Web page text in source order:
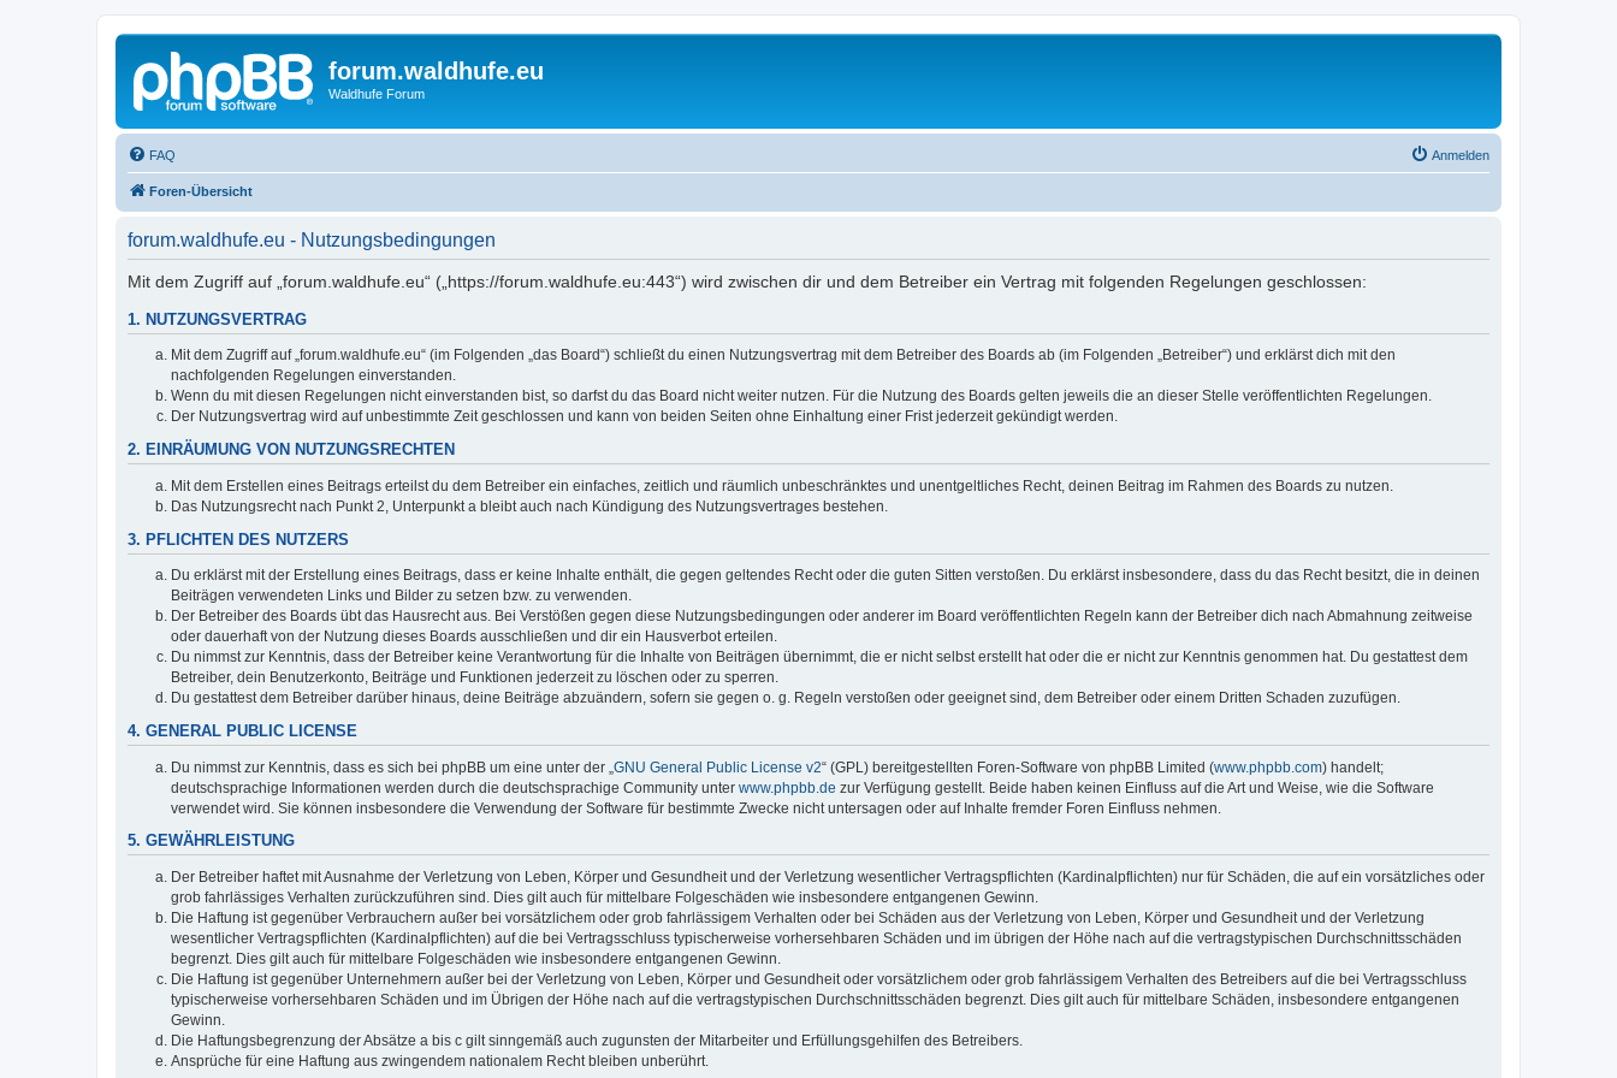
forum.waldhufe.eu
Waldhufe Forum
FAQ Anmelden
Foren-Übersicht
forum.waldhufe.eu - Nutzungsbedingungen
Mit dem Zugriff auf „forum.waldhufe.eu“ („https://forum.waldhufe.eu:443“) wird zwischen dir und dem Betreiber ein Vertrag mit folgenden Regelungen geschlossen:
1. NUTZUNGSVERTRAG
Mit dem Zugriff auf „forum.waldhufe.eu“ (im Folgenden „das Board“) schließt du einen Nutzungsvertrag mit dem Betreiber des Boards ab (im Folgenden „Betreiber“) und erklärst dich mit den
nachfolgenden Regelungen einverstanden.
Wenn du mit diesen Regelungen nicht einverstanden bist, so darfst du das Board nicht weiter nutzen. Für die Nutzung des Boards gelten jeweils die an dieser Stelle veröffentlichten Regelungen.
Der Nutzungsvertrag wird auf unbestimmte Zeit geschlossen und kann von beiden Seiten ohne Einhaltung einer Frist jederzeit gekündigt werden.
2. EINRÄUMUNG VON NUTZUNGSRECHTEN
Mit dem Erstellen eines Beitrags erteilst du dem Betreiber ein einfaches, zeitlich und räumlich unbeschränktes und unentgeltliches Recht, deinen Beitrag im Rahmen des Boards zu nutzen.
Das Nutzungsrecht nach Punkt 2, Unterpunkt a bleibt auch nach Kündigung des Nutzungsvertrages bestehen.
3. PFLICHTEN DES NUTZERS
Du erklärst mit der Erstellung eines Beitrags, dass er keine Inhalte enthält, die gegen geltendes Recht oder die guten Sitten verstoßen. Du erklärst insbesondere, dass du das Recht besitzt, die in deinen
Beiträgen verwendeten Links und Bilder zu setzen bzw. zu verwenden.
Der Betreiber des Boards übt das Hausrecht aus. Bei Verstößen gegen diese Nutzungsbedingungen oder anderer im Board veröffentlichten Regeln kann der Betreiber dich nach Abmahnung zeitweise
oder dauerhaft von der Nutzung dieses Boards ausschließen und dir ein Hausverbot erteilen.
Du nimmst zur Kenntnis, dass der Betreiber keine Verantwortung für die Inhalte von Beiträgen übernimmt, die er nicht selbst erstellt hat oder die er nicht zur Kenntnis genommen hat. Du gestattest dem
Betreiber, dein Benutzerkonto, Beiträge und Funktionen jederzeit zu löschen oder zu sperren.
Du gestattest dem Betreiber darüber hinaus, deine Beiträge abzuändern, sofern sie gegen o. g. Regeln verstoßen oder geeignet sind, dem Betreiber oder einem Dritten Schaden zuzufügen.
4. GENERAL PUBLIC LICENSE
Du nimmst zur Kenntnis, dass es sich bei phpBB um eine unter der „ GNU General Public License v2“ (GPL) bereitgestellten Foren-Software von phpBB Limited (www.phpbb.com) handelt;
deutschsprachige Informationen werden durch die deutschsprachige Community unter www.phpbb.de zur Verfügung gestellt. Beide haben keinen Einfluss auf die Art und Weise, wie die Software
verwendet wird. Sie können insbesondere die Verwendung der Software für bestimmte Zwecke nicht untersagen oder auf Inhalte fremder Foren Einfluss nehmen.
5. GEWÄHRLEISTUNG
Der Betreiber haftet mit Ausnahme der Verletzung von Leben, Körper und Gesundheit und der Verletzung wesentlicher Vertragspflichten (Kardinalpflichten) nur für Schäden, die auf ein vorsätzliches oder
grob fahrlässiges Verhalten zurückzuführen sind. Dies gilt auch für mittelbare Folgeschäden wie insbesondere entgangenen Gewinn.
Die Haftung ist gegenüber Verbrauchern außer bei vorsätzlichem oder grob fahrlässigem Verhalten oder bei Schäden aus der Verletzung von Leben, Körper und Gesundheit und der Verletzung
wesentlicher Vertragspflichten (Kardinalpflichten) auf die bei Vertragsschluss typischerweise vorhersehbaren Schäden und im übrigen der Höhe nach auf die vertragstypischen Durchschnittsschäden
begrenzt. Dies gilt auch für mittelbare Folgeschäden wie insbesondere entgangenen Gewinn.
Die Haftung ist gegenüber Unternehmern außer bei der Verletzung von Leben, Körper und Gesundheit oder vorsätzlichem oder grob fahrlässigem Verhalten des Betreibers auf die bei Vertragsschluss
typischerweise vorhersehbaren Schäden und im Übrigen der Höhe nach auf die vertragstypischen Durchschnittsschäden begrenzt. Dies gilt auch für mittelbare Schäden, insbesondere entgangenen
Gewinn.
Die Haftungsbegrenzung der Absätze a bis c gilt sinngemäß auch zugunsten der Mitarbeiter und Erfüllungsgehilfen des Betreibers.
Ansprüche für eine Haftung aus zwingendem nationalem Recht bleiben unberührt.